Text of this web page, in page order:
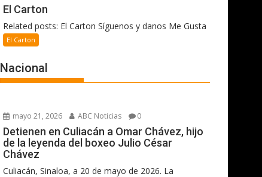
El Carton
Related posts: El Carton Síguenos y danos Me Gusta
El Carton
Nacional
mayo 21, 2026 ABC Noticias 0
Detienen en Culiacán a Omar Chávez, hijo
de la leyenda del boxeo Julio César
Chávez
Culiacán, Sinaloa, a 20 de mayo de 2026. La